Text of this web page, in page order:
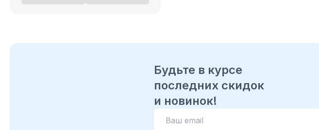
Будьте в курсе
последних скидок
и новинок!